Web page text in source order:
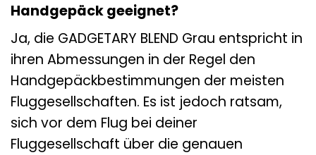
Handgepäck geeignet?
Ja, die GADGETARY BLEND Grau entspricht in
ihren Abmessungen in der Regel den
Handgepäckbestimmungen der meisten
Fluggesellschaften. Es ist jedoch ratsam,
sich vor dem Flug bei deiner
Fluggesellschaft über die genauen